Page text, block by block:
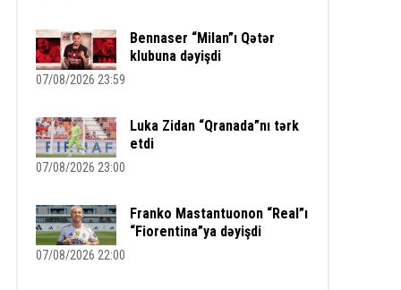
Bennaser “Milan”ı Qətər
klubuna dəyişdi
07/08/2026 23:59
Luka Zidan “Qranada”nı tərk
etdi
07/08/2026 23:00
Franko Mastantuonon “Real”ı
“Fiorentina”ya dəyişdi
07/08/2026 22:00